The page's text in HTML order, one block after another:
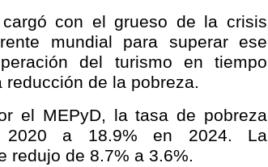
con el grueso de la crisis
mundial para superar ese
del turismo en tiempo
de la pobreza.
el MEPyD, la tasa de pobreza
2020 a 18.9% en 2024. La
redujo de 8.7% a 3.6%.